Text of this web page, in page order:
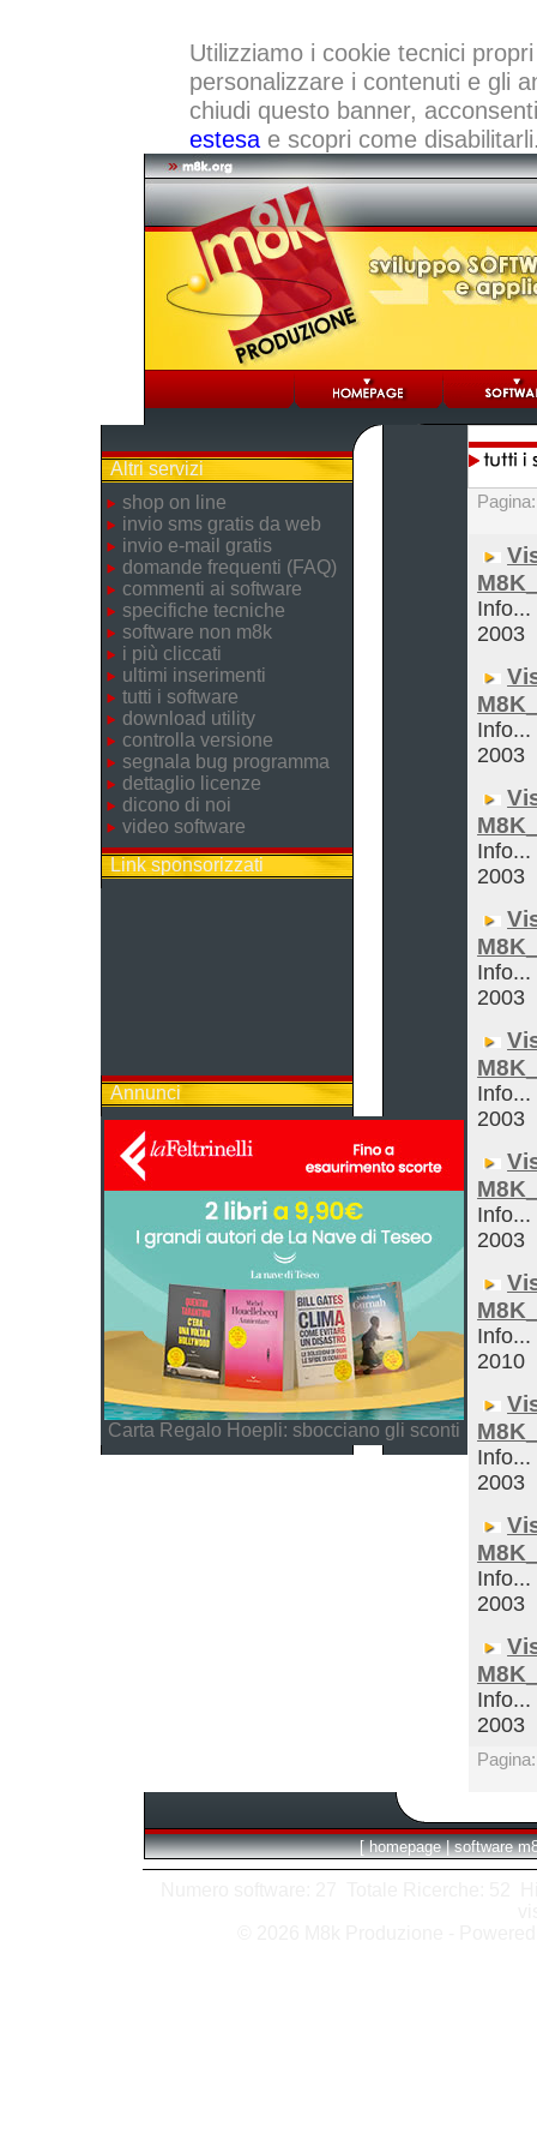
Utilizziamo i cookie tecnici
personalizzare i contenuti e gli
chiudi questo banner,
estesae scopri come
Altri servizi
shop on line
invio sms gratis da web
invio e-mail gratis
domande frequenti (FAQ)
commenti ai software
specifiche tecniche
software non m8k
i più cliccati
ultimi inserimenti
tutti i software
download utility
controlla versione
segnala bug programma
dettaglio licenze
dicono di noi
video software
Link sponsorizzati
Annunci
Carta Regalo Hoepli: sbocciano gli sconti
Info...
2003
Info...
2003
Info...
2003
Info...
2003
Info...
2003
Info...
2003
Info...
2010
Info...
2003
Info...
2003
Info...
2003
[ homepage | software